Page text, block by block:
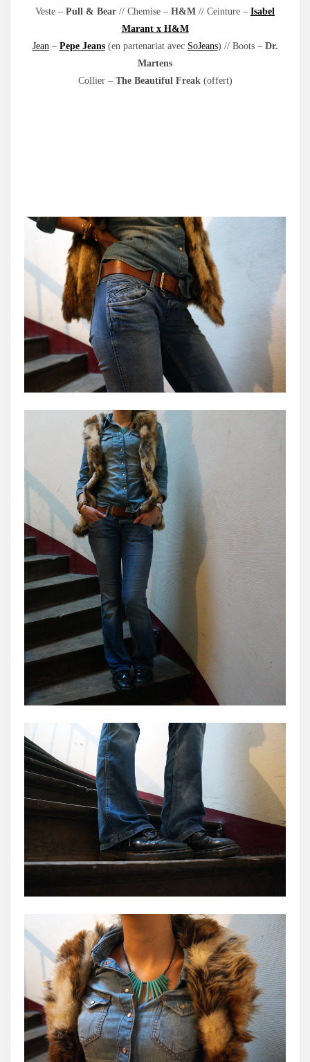
Veste – Pull & Bear // Chemise – H&M // Ceinture – Isabel
Marant x H&M
Jean– Pepe Jeans(en partenariat avec SoJeans) // Boots – Dr.
Martens
Collier – The Beautiful Freak(offert)